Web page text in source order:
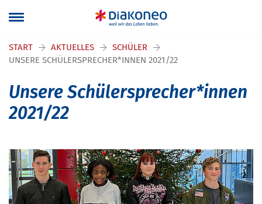
START AKTUELLES
SCHÜLER
UNSERE SCHÜLERSPRECHER*INNEN 2021/22
Unsere Schülersprecher*innen
2021/22